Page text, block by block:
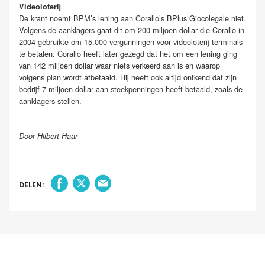
Videoloterij
De krant noemt BPM’s lening aan Corallo’s BPlus Giocolegale niet.
Volgens de aanklagers gaat dit om 200 miljoen dollar die Corallo in
2004 gebruikte om 15.000 vergunningen voor videoloterij terminals
te betalen. Corallo heeft later gezegd dat het om een lening ging
van 142 miljoen dollar waar niets verkeerd aan is en waarop
volgens plan wordt afbetaald. Hij heeft ook altijd ontkend dat zijn
bedrijf 7 miljoen dollar aan steekpenningen heeft betaald, zoals de
aanklagers stellen.
Door Hilbert Haar
DELEN: